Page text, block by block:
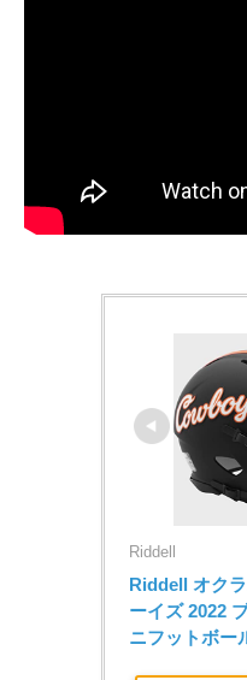
Riddell
Riddell オク
ーイズ 2022
ニフットボー